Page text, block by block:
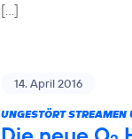
[…]
14. April 2016
UNGESTÖRT STREAMEN